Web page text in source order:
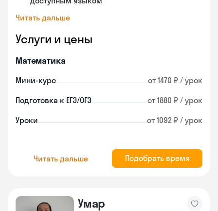
Читать дальше
Услуги и цены
Математика
Мини-курс от 1470 ₽ / урок
Подготовка к ЕГЭ/ОГЭ от 1880 ₽ / урок
Уроки от 1092 ₽ / урок
Читать дальше Подобрать время
Умар